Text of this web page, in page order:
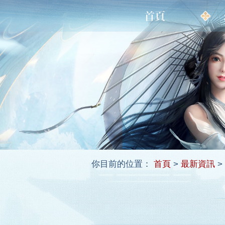
你目前的位置： 首頁 > 最新資訊 >